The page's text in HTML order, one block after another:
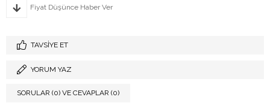
Fiyat Düşünce Haber Ver
TAVSIYE ET
YORUM YAZ
SORULAR (0) VE CEVAPLAR (0)